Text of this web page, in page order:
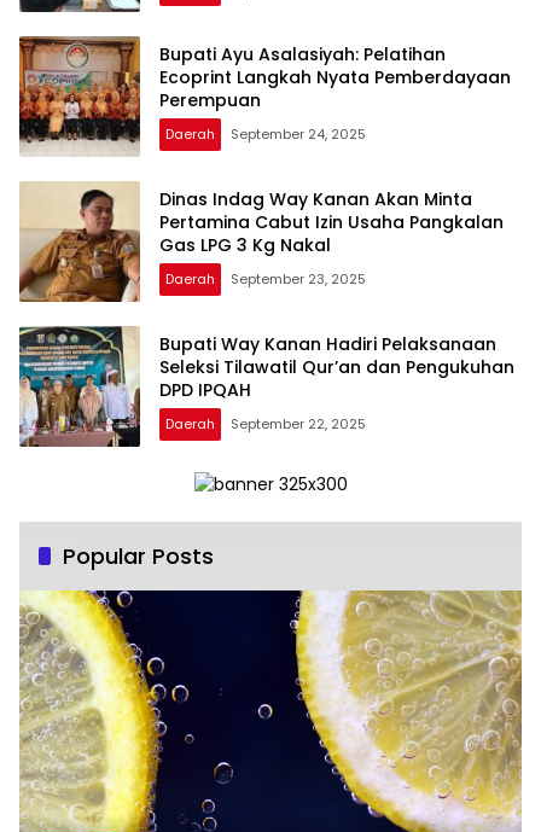
Bupati Ayu Asalasiyah: Pelatihan
Ecoprint Langkah Nyata Pemberdayaan
Perempuan
Daerah September 24, 2025
Dinas Indag Way Kanan Akan Minta
Pertamina Cabut Izin Usaha Pangkalan
Gas LPG 3 Kg Nakal
Daerah September 23, 2025
Bupati Way Kanan Hadiri Pelaksanaan
Seleksi Tilawatil Qur’an dan Pengukuhan
DPD IPQAH
Daerah September 22, 2025
Popular Posts